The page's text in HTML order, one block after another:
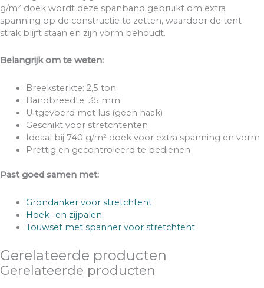
g/m² doek wordt deze spanband gebruikt om extra
spanning op de constructie te zetten, waardoor de tent
strak blijft staan en zijn vorm behoudt.
Belangrijk om te weten:
Breeksterkte: 2,5 ton
Bandbreedte: 35 mm
Uitgevoerd met lus(geen haak)
Geschikt voor stretchtenten
Ideaal bij 740 g/m² doek voor extra spanning en vorm
Prettig en gecontroleerd te bedienen
Past goed samen met:
Grondanker voor stretchtent
Hoek- en zijpalen
Touwset met spanner voor stretchtent
Gerelateerde producten
Gerelateerde producten